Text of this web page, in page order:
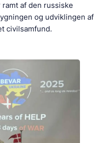
af den russiske
og udviklingen af
civilsamfund.